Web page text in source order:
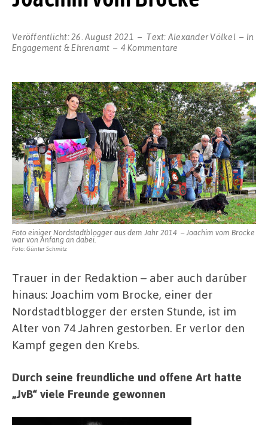
Veröffentlicht:26. August 2021 Text: Alexander Völkel
In
Engagement & Ehrenamt
4 Kommentare
Joachim
vom
Brocke
Foto einiger Nordstadtblogger aus dem Jahr 2014 – Joachim vom Brocke
war von Anfang an dabei.
Foto: Günter Schmitz
Trauer in der Redaktion – aber auch darüber
hinaus: Joachim vom Brocke, einer der
Nordstadtblogger der ersten Stunde, ist im
Alter von 74 Jahren gestorben. Er verlor den
Kampf gegen den Krebs.
Durch seine freundliche und offene Art hatte
„JvB“ viele Freunde gewonnen